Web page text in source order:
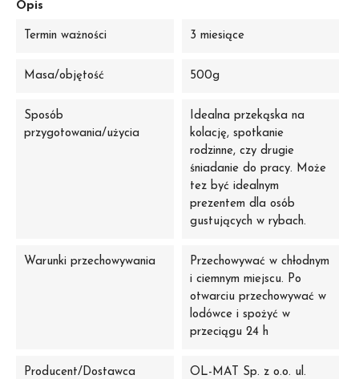
Opis
Termin ważności 3 miesiące
Masa/objętość 500g
Sposób
przygotowania/użycia
Idealna przekąska na
kolację, spotkanie
rodzinne, czy drugie
śniadanie do pracy. Może
tez być idealnym
prezentem dla osób
gustujących w rybach.
Warunki przechowywania
Przechowywać w chłodnym
i ciemnym miejscu. Po
otwarciu przechowywać w
lodówce i spożyć w
przeciągu 24 h
Producent/Dostawca
OL-MAT Sp. z o.o. ul.